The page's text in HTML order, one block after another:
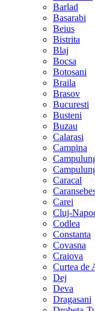
Barlad
Basarabi
Beius
Bistrita
Blaj
Bocsa
Botosani
Braila
Brasov
Bucuresti
Busteni
Buzau
Calarasi
Campina
Caracal
Carei
Cluj-
Codlea
Constanta
Covasna
Craiova
Curtea de
Dej
Deva
Dragasani